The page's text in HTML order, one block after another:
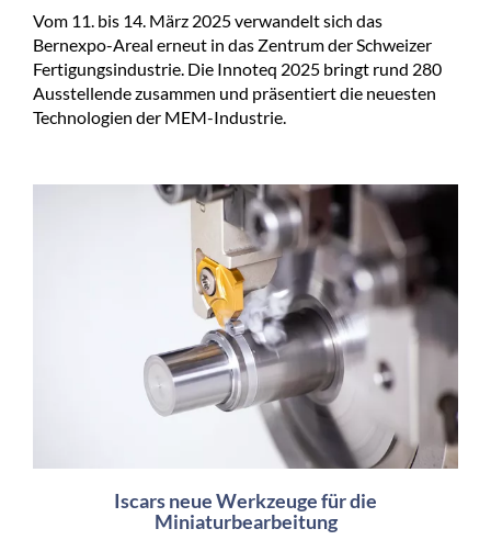
Vom 11. bis 14. März 2025 verwandelt sich das
Bernexpo-Areal erneut in das Zentrum der Schweizer
Fertigungsindustrie. Die Innoteq 2025 bringt rund 280
Ausstellende zusammen und präsentiert die neuesten
Technologien der MEM-Industrie.
Iscars neue Werkzeuge für die
Miniaturbearbeitung